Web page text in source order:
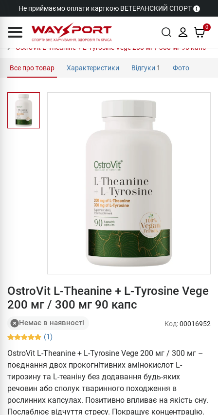
Не приймаємо оплати карткою ВЕТЕРАНСКИЙ СПОРТ
0
OstroVit L-Theanine + L-Tyrosine Vege 200 мг / 300 мг 90 капс
Все про товар Характеристики Відгуки 1 Фото
OstroVit L-Theanine + L-Tyrosine Vege
200 мг / 300 мг 90 капс
Немає в наявності
(1)
Код:00016952
OstroVit L-Theanine + L-Tyrosine Vege 200 мг / 300 мг –
поєднання двох прокогнітивних амінокислот L-
тирозину та L-теаніну без додавання будь-яких
речовин або сполук тваринного походження в
рослинних капсулах. Позитивно впливає на якість сну.
Послаблює відчуття стресу. Покращує концентрацію.